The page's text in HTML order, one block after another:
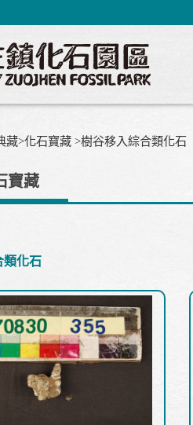
藏>化石寶藏 >樹谷移入綜合類化石
寶藏
類化石